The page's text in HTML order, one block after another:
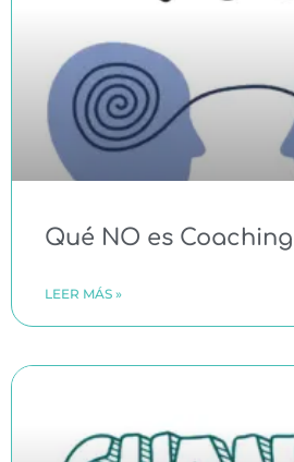
Qué NO es Coaching
LEER MÁS »